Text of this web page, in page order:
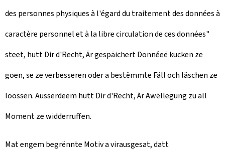
des personnes physiques à l'égard du traitement des données à
caractère personnel et à la libre circulation de ces données"
steet, hutt Dir d'Recht, Är gespäichert Donnéeë kucken ze
goen, se ze verbesseren oder a bestëmmte Fäll och läschen ze
loossen. Ausserdeem hutt Dir d'Recht, Är Awëllegung zu all
Moment ze widderruffen.
Mat engem begrënnte Motiv a virausgesat, datt